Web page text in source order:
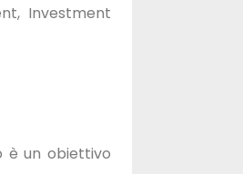
Investment
è un obiettivo